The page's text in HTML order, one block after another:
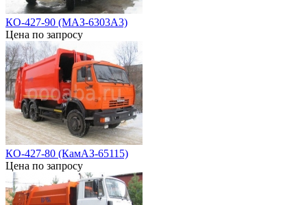
КО-427-90 (МАЗ-6303А3)
Цена по запросу
КО-427-80 (КамАЗ-65115)
Цена по запросу